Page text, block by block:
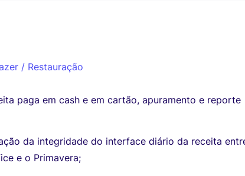
/ Restauração
paga em cash e em cartão, apuramento e reporte
da integridade do interface diário da receita
e o Primavera;